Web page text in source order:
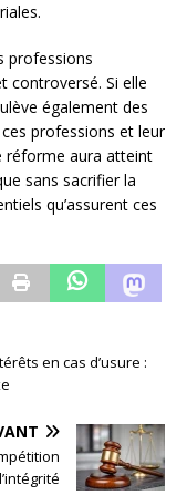
professions
controversé. Si elle
également des
professions et leur
réforme aura atteint
sans sacrifier la
qu’assurent ces
en cas d’usure :